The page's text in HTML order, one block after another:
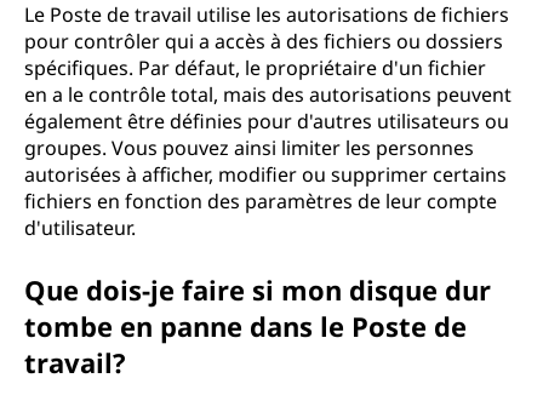
Le Poste de travail utilise les autorisations de fichiers
pour contrôler qui a accès à des fichiers ou dossiers
spécifiques. Par défaut, le propriétaire d'un fichier
en a le contrôle total, mais des autorisations peuvent
également être définies pour d'autres utilisateurs ou
groupes. Vous pouvez ainsi limiter les personnes
autorisées à afficher, modifier ou supprimer certains
fichiers en fonction des paramètres de leur compte
d'utilisateur.
Que dois-je faire si mon disque dur
tombe en panne dans le Poste de
travail?